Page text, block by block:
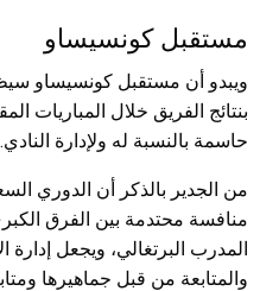
مستقبل كونسيساو
ويبدو أن مستقبل كونسيساو
بنتائج الفريق خلال المباريات
حاسمة بالنسبة له ولإدارة النادي.
من الجدير بالذكر أن الدوري
منافسة محتدمة بين الفرق
المدرب البرتغالي، ويجعل إدارة
والمتابعة من قبل جماهيرها